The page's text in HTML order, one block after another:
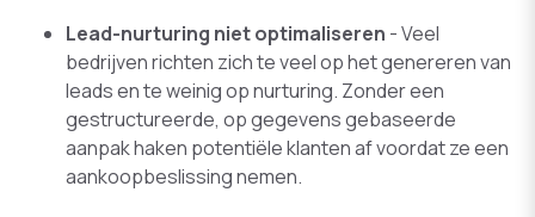
Lead-nurturing niet optimaliseren - Veel
bedrijven richten zich te veel op het genereren van
leads en te weinig op nurturing. Zonder een
gestructureerde, op gegevens gebaseerde
aanpak haken potentiële klanten af voordat ze een
aankoopbeslissing nemen.